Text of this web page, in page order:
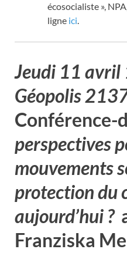
écosocialiste »,
ligne ici.
Jeudi 11
Géopolis
Conférence-
perspectives
mouvements
protection du
aujourd’hui ?
Franziska